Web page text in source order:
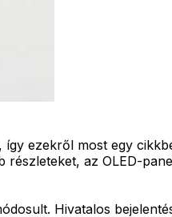
ezekről most egy
az OLED-
Hivatalos